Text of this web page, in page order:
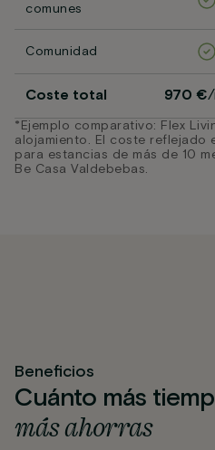
comunes
Comunidad
Coste total 970 €
*Ejemplo comparativo: Flex
alojamiento. El coste reflejado
para estancias de más de 10
Be Casa Valdebebas.
Beneficios
Cuánto más
más ahorras